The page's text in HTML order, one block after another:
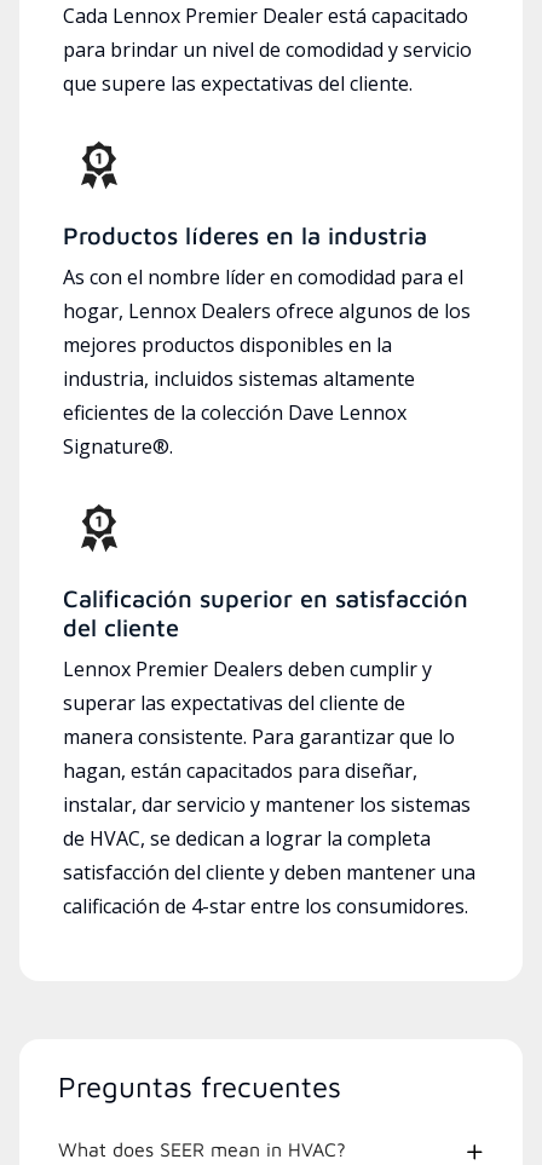
Cada Lennox Premier Dealer está capacitado
para brindar un nivel de comodidad y servicio
que supere las expectativas del cliente.
Productos líderes en la industria
As con el nombre líder en comodidad para el
hogar, Lennox Dealers ofrece algunos de los
mejores productos disponibles en la
industria, incluidos sistemas altamente
eficientes de la colección Dave Lennox
Signature®.
Calificación superior en satisfacción
del cliente
Lennox Premier Dealers deben cumplir y
superar las expectativas del cliente de
manera consistente. Para garantizar que lo
hagan, están capacitados para diseñar,
instalar, dar servicio y mantener los sistemas
de HVAC, se dedican a lograr la completa
satisfacción del cliente y deben mantener una
calificación de 4-star entre los consumidores.
Preguntas frecuentes
What does SEER mean in HVAC?